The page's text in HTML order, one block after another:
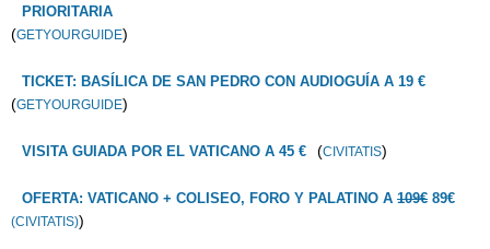
PRIORITARIA
(GETYOURGUIDE)
TICKET: BASÍLICA DE SAN PEDRO CON AUDIOGUÍA A 19 €
(GETYOURGUIDE)
VISITA GUIADA POR EL VATICANO A 45 € (CIVITATIS)
OFERTA: VATICANO + COLISEO, FORO Y PALATINO A 109€ 89€
(CIVITATIS))